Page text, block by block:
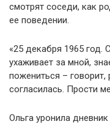
смотрят соседи, как
ее поведении.
«25 декабря 1965 год.
ухаживает за мной,
пожениться –
согласилась. Прости
Ольга уронила